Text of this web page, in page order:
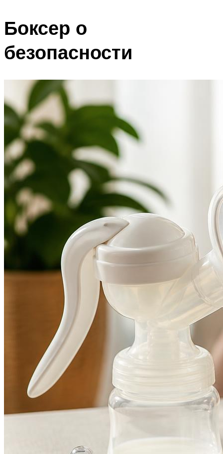
Боксер о
безопасности